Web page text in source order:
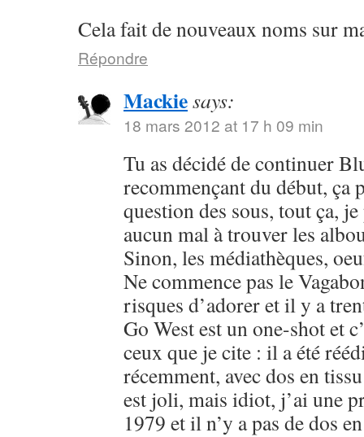
Cela fait de nouveaux noms sur
Répondre
Mackiesays:
18 mars 2012 at 17 h 09 min
Tu as décidé de continuer
recommençant du début, ça
question des sous, tout ça,
aucun mal à trouver les
Sinon, les médiathèques,
Ne commence pas le
risques d’adorer et il y a
Go West est un one-shot et
ceux que je cite : il a été
récemment, avec dos en
est joli, mais idiot, j’ai une
1979 et il n’y a pas de dos